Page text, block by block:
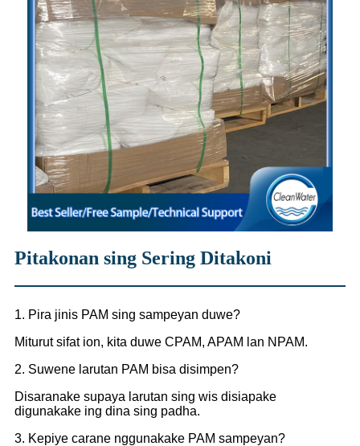
Pitakonan sing Sering Ditakoni
1. Pira jinis PAM sing sampeyan duwe?
Miturut sifat ion, kita duwe CPAM, APAM lan NPAM.
2. Suwene larutan PAM bisa disimpen?
Disaranake supaya larutan sing wis disiapake
digunakake ing dina sing padha.
3. Kepiye carane nggunakake PAM sampeyan?